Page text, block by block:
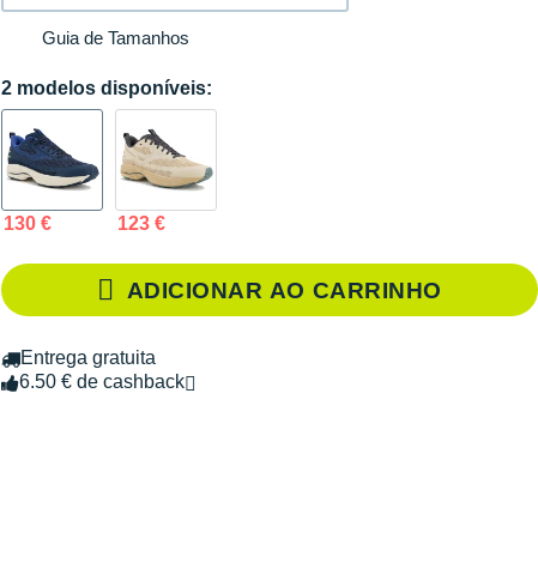
Guia de Tamanhos
2 modelos disponíveis:
130 € 123 €
ADICIONAR AO CARRINHO
Entrega gratuita
6.50 € de cashback